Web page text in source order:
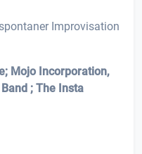
Improvisation
Mojo Incorporation,
; The Insta